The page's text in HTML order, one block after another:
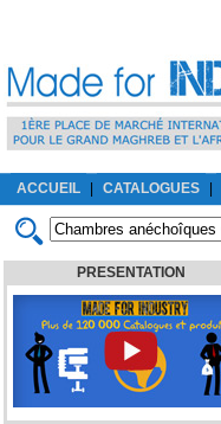
ACCUEIL CATALOGUES
PRESENTATION